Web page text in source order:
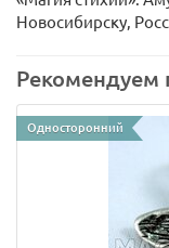
Новосибирску,
Рекомендуем
Односторонний